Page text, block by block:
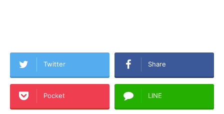
Twitter Share
Pocket LINE